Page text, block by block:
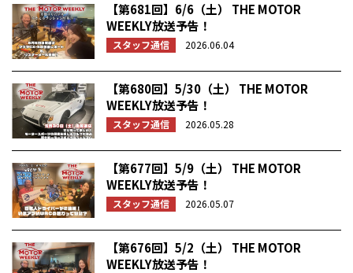
【第681回】6/6（土） THE MOTOR
WEEKLY放送予告！
スタッフ通信 2026.06.04
【第680回】5/30（土） THE MOTOR
WEEKLY放送予告！
スタッフ通信 2026.05.28
【第677回】5/9（土） THE MOTOR
WEEKLY放送予告！
スタッフ通信 2026.05.07
【第676回】5/2（土） THE MOTOR
WEEKLY放送予告！